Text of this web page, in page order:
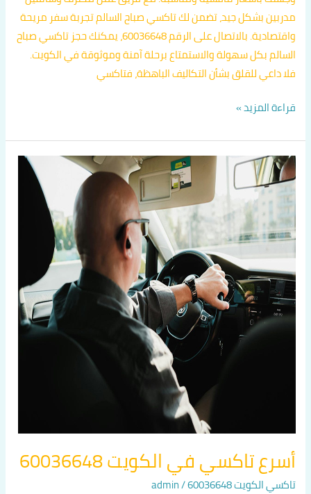
مدربين بشكل جيد، تضمن لك تاكسي صباح السالم تجربة سفر مريحة
واقتصادية. بالاتصال على الرقم 60036648، يمكنك حجز تاكسي صباح
السالم بكل سهولة والاستمتاع برحلة آمنة وموثوقة في الكويت.
فلا داعي للقلق بشأن التكاليف الباهظة، فتاكسي
قراءة المزيد »
أسرع تاكسي في الكويت 60036648
تاكسي الكويت 60036648 /
admin
أسرع
تاكسي
في
الكويت
60036648